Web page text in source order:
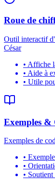
Roue de
Outil interactif
César
• Affiche
• Aide à
• Utile
Exemples &
Exemples de
•
•
• Soutient